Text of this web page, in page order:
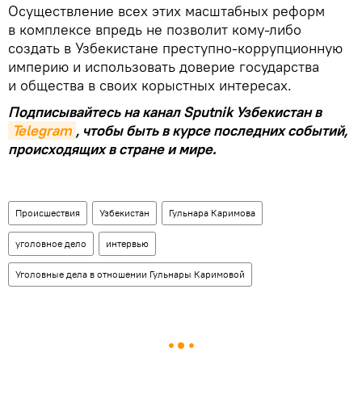
Осуществление всех этих масштабных реформ
в комплексе впредь не позволит кому-либо
создать в Узбекистане преступно-коррупционную
империю и использовать доверие государства
и общества в своих корыстных интересах.
Подписывайтесь на канал Sputnik Узбекистан в
Telegram , чтобы быть в курсе последних событий,
происходящих в стране и мире.
Происшествия Узбекистан Гульнара Каримова
уголовное дело интервью
Уголовные дела в отношении Гульнары Каримовой